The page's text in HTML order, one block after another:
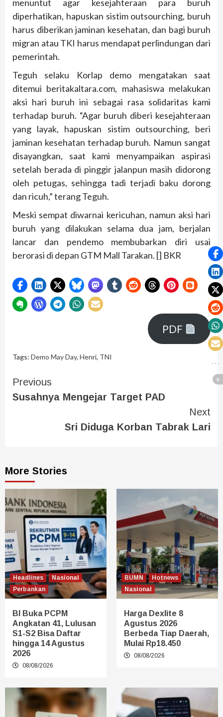
menuntut agar kesejahteraan para buruh
diperhatikan, hapuskan sistim outsourching, buruh
harus diberikan jaminan kesehatan, dan bagi buruh
migran atau TKI harus mendapat perlindungan dari
pemerintah.
Teguh selaku Korlap demo mengatakan saat
ditemui beritakaltara.com, mahasiswa melakukan
aksi hari buruh ini sebagai rasa solidaritas kami
terhadap buruh. “Agar buruh diberi kesejahteraan
yang layak, hapuskan sistim outsourching, beri
jaminan kesehatan terhadap buruh. Namun sangat
disayangkan, saat kami menyampaikan aspirasi
setelah berada di pinggir jalanpun masih didorong
oleh petugas, sehingga tadi terjadi baku dorong
dan ricuh,” terang Teguh.
Meski sempat diwarnai kericuhan, namun aksi hari
buruh yang dilakukan selama dua jam, berjalan
lancar dan pendemo membubarkan diri usai
berorasi di depan GTM Mall Tarakan. [] BKR
PDF
Tags: Demo May Day, Henri, TNI
Previous
Susahnya Mengejar Target PAD
Next
Sri Diduga Korban Tabrak Lari
More Stories
Headlines
Nasional
Perbankan
BI Buka PCPM
Angkatan 41, Lulusan
S1-S2 Bisa Daftar
hingga 14 Agustus
2026
08/08/2026
BUMN
Hotnews
Nasional
Harga Dexlite 8
Agustus 2026
Berbeda Tiap Daerah,
Mulai Rp18.450
08/08/2026